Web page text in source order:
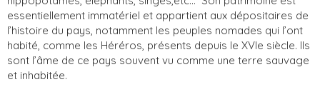
essentiellement immatériel et appartient aux dépositaires de
l’histoire du pays, notamment les peuples nomades qui l’ont
habité, comme les Héréros, présents depuis le XVIe siècle. Ils
sont l’âme de ce pays souvent vu comme une terre sauvage
et inhabitée.